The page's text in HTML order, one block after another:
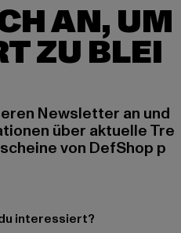
AN, UM
ZU BLEI
Newsletter an und
über aktuelle Tre
von DefShop p
interessiert?